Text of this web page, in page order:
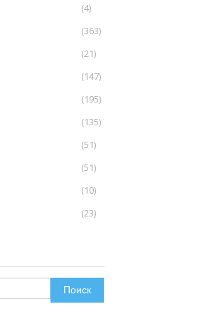
(4)
(363)
(21)
(147)
(195)
(135)
(51)
(51)
(10)
(23)